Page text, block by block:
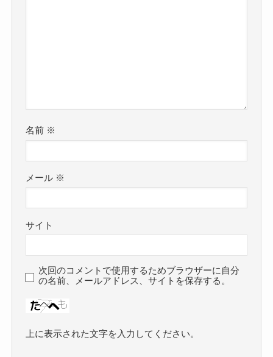
名前 ※
メール ※
サイト
次回のコメントで使用するためブラウザーに自分
の名前、メールアドレス、サイトを保存する。
上に表示された文字を入力してください。